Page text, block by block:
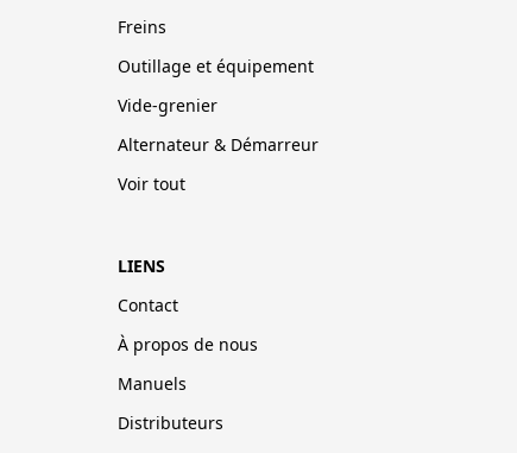
Freins
Outillage et équipement
Vide-grenier
Alternateur & Démarreur
Voir tout
LIENS
Contact
À propos de nous
Manuels
Distributeurs